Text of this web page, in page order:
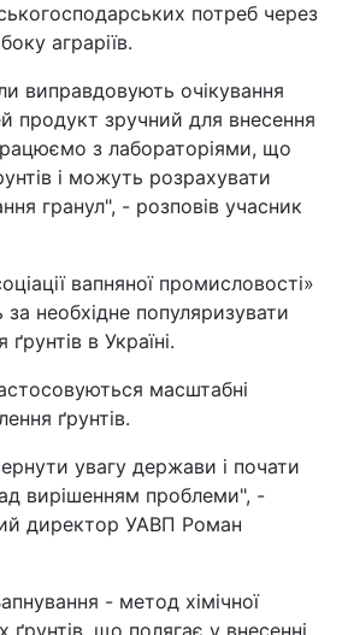
потреб через
аграріїв.
виправдовують очікування
продукт зручний для внесення
з лабораторіями, що
і можуть розрахувати
гранул", - розповів учасник
вапняної промисловості»
необхідне популяризувати
в Україні.
масштабні
ґрунтів.
увагу держави і почати
вирішенням проблеми", -
директор УАВП Роман
- метод хімічної
ґрунтів, що полягає у внесенні